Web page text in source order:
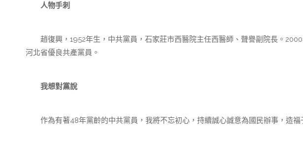
人物手刺
趙復興，1952年生，中共黨員，石家莊市西醫院主任西醫師、聲譽副院長。
河北省優良共產黨員。
我想對黨說
作為有著48年黨齡的中共黨員，我將不忘初心，持續誠心誠意為國民辦事，造福